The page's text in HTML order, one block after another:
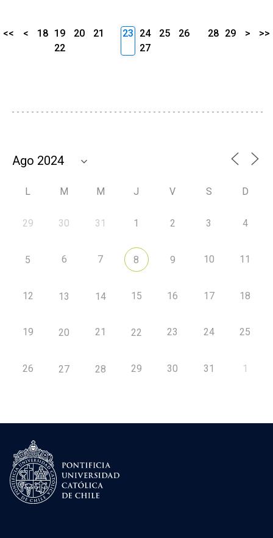
<< < 18 19 20
21
22
23 24 25
26
27
28 29 > >>
L M M J V S D
29 30 31 1 2 3 4
5 6 7 8 9 10 11
12 13 14 15 16 17 18
19 20 21 22 23 24 25
26 27 28 29 30 31 1